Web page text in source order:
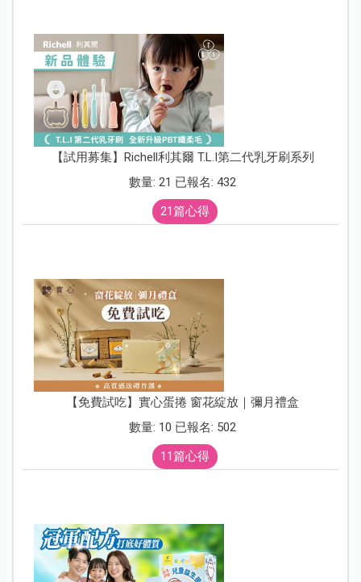
【試用募集】Richell利其爾 T.L.I第二代乳牙刷系列
數量: 21 已報名: 432
21篇心得
【免費試吃】實心蛋捲 窗花綻放｜彌月禮盒
數量: 10 已報名: 502
11篇心得